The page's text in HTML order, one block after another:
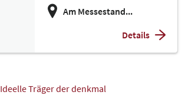
Am Messestand...
Details
Ideelle Träger der denkmal